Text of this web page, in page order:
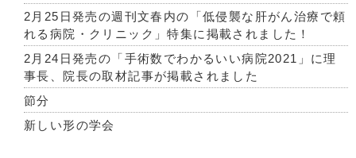
2月25日発売の週刊文春内の「低侵襲な肝がん治療で頼
れる病院・クリニック」特集に掲載されました！
2月24日発売の「手術数でわかるいい病院2021」に理
事長、院長の取材記事が掲載されました
節分
新しい形の学会